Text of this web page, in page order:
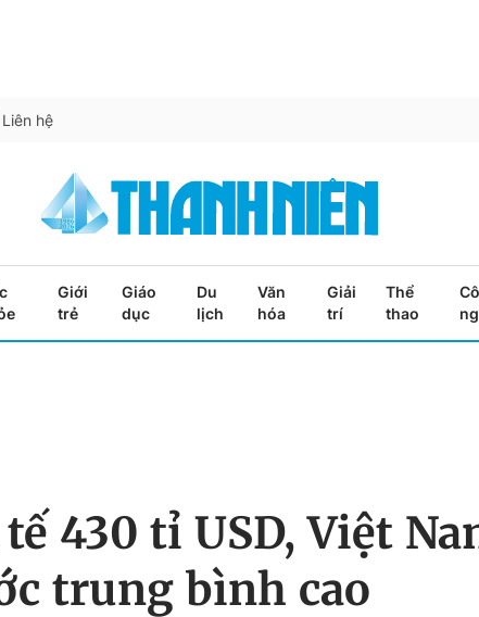
Liên hệ
Giới
trẻ
Giáo
dục
Du
lịch
Văn
hóa
Giải
trí
Thể
thao
430 tỉ USD, Việt
trung bình cao